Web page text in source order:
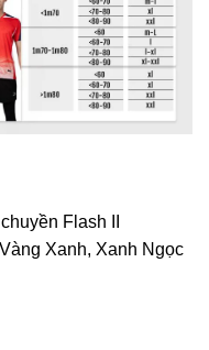
Flash II
Xanh, Xanh Ngọc